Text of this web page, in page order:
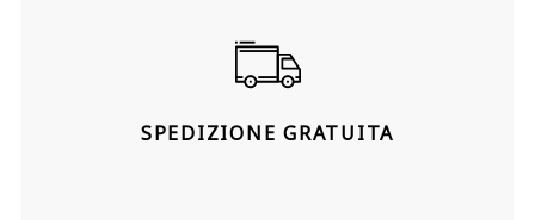
SPEDIZIONE GRATUITA